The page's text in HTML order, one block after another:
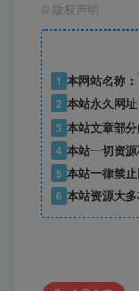
© 版权声明
1 本网站名称：
2 本站永久网址
3 本站文章部
4 本站一切资
5 本站一律禁
6 本站资源大